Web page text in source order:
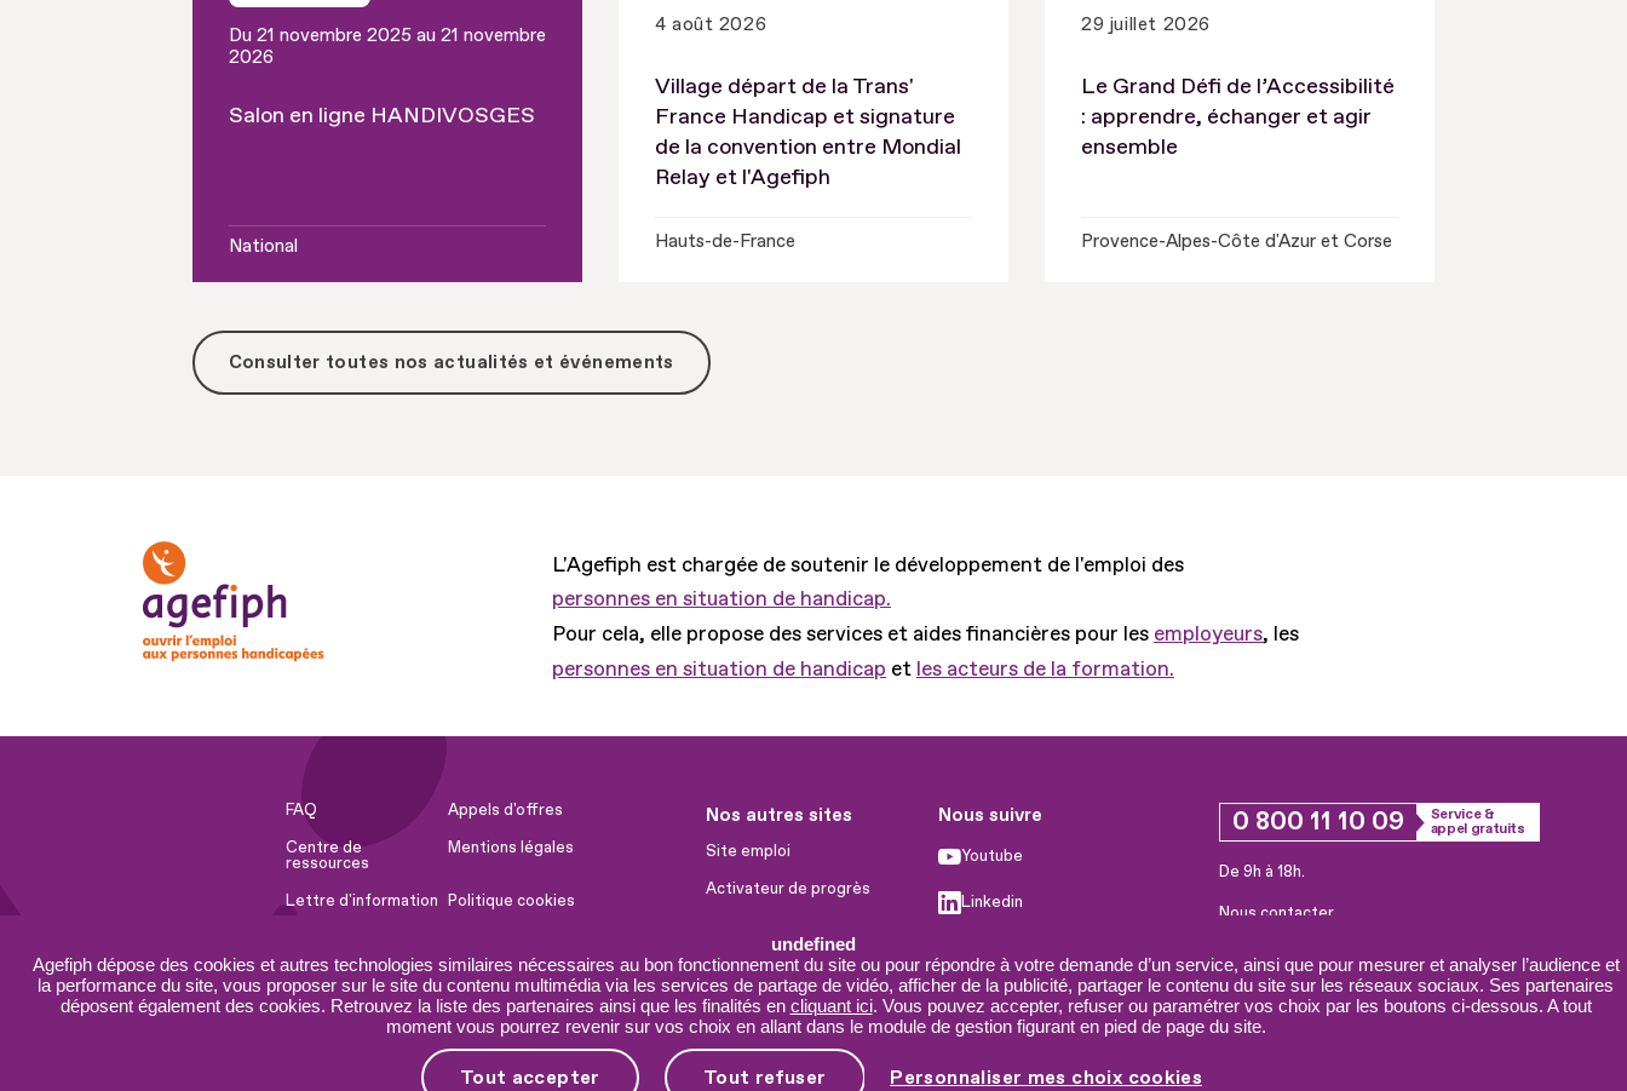
undefined
Agefiph dépose des cookies et autres technologies similaires nécessaires au bon fonctionnement du site ou pour répondre à votre demande d’un service, ainsi que pour mesurer et analyser l’audience et
la performance du site, vous proposer sur le site du contenu multimédia via les services de partage de vidéo, afficher de la publicité, partager le contenu du site sur les réseaux sociaux. Ses partenaires
déposent également des cookies. Retrouvez la liste des partenaires ainsi que les finalités en cliquant ici. Vous pouvez accepter, refuser ou paramétrer vos choix par les boutons ci-dessous. A tout
moment vous pourrez revenir sur vos choix en allant dans le module de gestion figurant en pied de page du site.
Tout accepter Tout refuser Personnaliser mes choix cookies
Du 21 novembre 2025 au 21 novembre
2026
Salon en ligne HANDIVOSGES
National
4 août 2026
Village départ de la Trans'
France Handicap et signature
de la convention entre Mondial
Relay et l'Agefiph
Hauts-de-France
29 juillet 2026
Le Grand Défi de l’Accessibilité
: apprendre, échanger et agir
ensemble
Provence-Alpes-Côte d'Azur et Corse
Consulter toutes nos actualités et événements
L'Agefiph est chargée de soutenir le développement de l'emploi des
personnes en situation de handicap.
Pour cela, elle propose des services et aides financières pour les employeurs, les
personnes en situation de handicap et les acteurs de la formation.
FAQ
Appels d'offres
Centre de
ressources
Mentions légales
Lettre d'information Politique cookies
Accessibilité :
partiellement
conforme
Plan du site
Nos autres sites
Site emploi
Activateur de progrès
Innovation et recherche
Université du RRH
Service AppuiPro
Nous suivre
Youtube
Linkedin
X
0 800 11 10 09
Service &
appel gratuits
De 9h à 18h.
Nous contacter